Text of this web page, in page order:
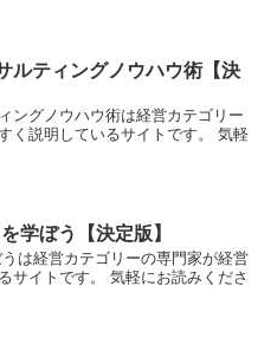
ルティングノウハウ術【決
ングノウハウ術は経営カテゴリー
く説明しているサイトです。 気軽
学ぼう【決定版】
は経営カテゴリーの専門家が経営
サイトです。 気軽にお読みくださ